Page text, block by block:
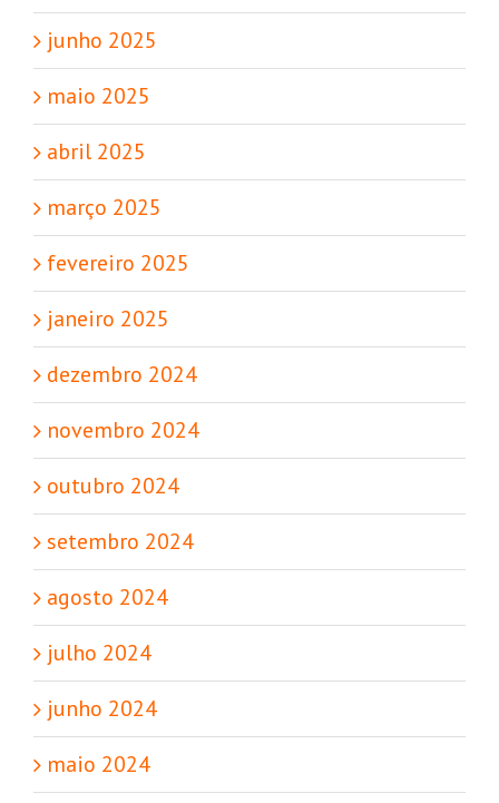
junho 2025
maio 2025
abril 2025
março 2025
fevereiro 2025
janeiro 2025
dezembro 2024
novembro 2024
outubro 2024
setembro 2024
agosto 2024
julho 2024
junho 2024
maio 2024